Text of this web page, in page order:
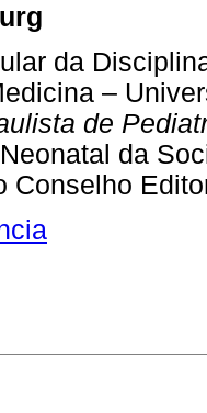
da
–
de
da
Conselho